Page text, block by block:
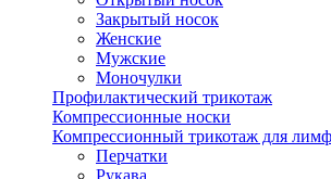
Закрытый носок
Женские
Мужские
Моночулки
Профилактический трикотаж
Компрессионные носки
Компрессионный трикотаж для
Перчатки
Рукава